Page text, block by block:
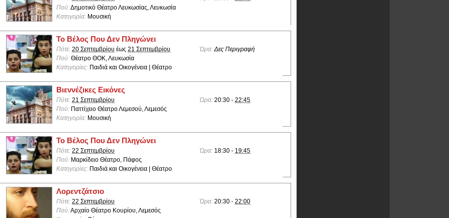
Πού:Δημοτικό Θέατρο Λευκωσίας, Λευκωσία
Κατηγορία: Μουσική
Το Βέλος Που Δεν Πληγώνει
Πότε: 20 Σεπτεμβρίου έως 21 Σεπτεμβρίου Ώρα: Δες Περιγραφή
Πού: Θέατρο ΘΟΚ, Λευκωσία
Κατηγορίες: Παιδιά και Οικογένεια | Θέατρο
Βιεννέζικες Εικόνες
Πότε: 21 Σεπτεμβρίου Ώρα: 20:30 - 22:45
Πού: Παττίχειο Θέατρο Λεμεσού, Λεμεσός
Κατηγορία: Μουσική
Το Βέλος Που Δεν Πληγώνει
Πότε: 22 Σεπτεμβρίου Ώρα: 18:30 - 19:45
Πού: Μαρκίδειο Θέατρο, Πάφος
Κατηγορίες: Παιδιά και Οικογένεια | Θέατρο
Λορεντζάτσιο
Πότε: 22 Σεπτεμβρίου Ώρα: 20:30 - 22:00
Πού:Αρχαίο Θέατρο Κουρίου, Λεμεσός